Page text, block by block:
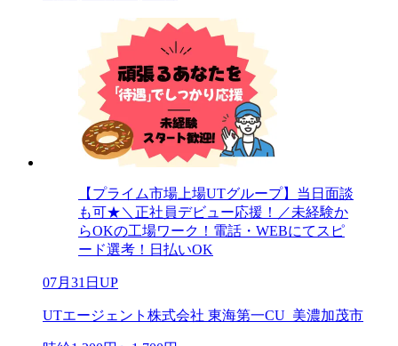
【プライム市場上場UTグループ】当日面談
も可★＼正社員デビュー応援！／未経験か
らOKの工場ワーク！電話・WEBにてスピ
ード選考！日払いOK
07月31日UP
UTエージェント株式会社 東海第一CU_美濃加茂市